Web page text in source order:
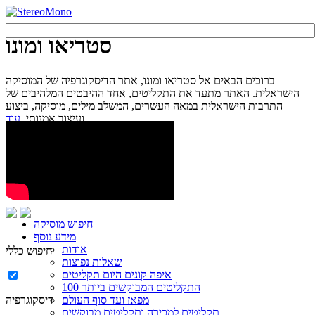
סטריאו ומונו
ברוכים הבאים אל סטריאו ומונו, אתר הדיסקוגרפיה של המוסיקה
הישראלית. האתר מתעד את התקליטים, אחד ההיבטים המלהיבים של
התרבות הישראלית במאה העשרים, המשלב מילים, מוסיקה, ביצוע
ועיצוב אמנותי.עוד...
חיפוש מוסיקה
מידע נוסף
אודות
שאלות נפוצות
איפה קונים היום תקליטים
100 התקליטים המבוקשים ביותר
מפאז ועד סוף העולם
תקליטים למכירה ותקליטים מבוקשים
חיפוש כללי
דיסקוגרפיה